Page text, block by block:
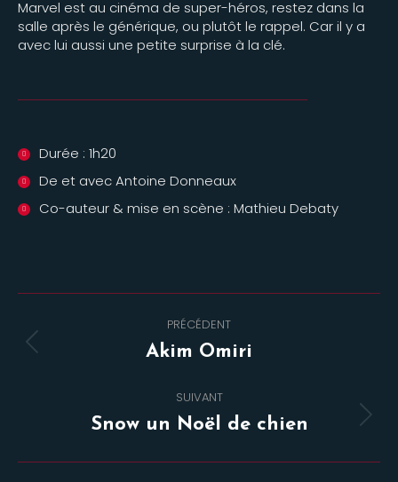
Marvel est au cinéma de super-héros, restez dans la
salle après le générique, ou plutôt le rappel. Car il y a
avec lui aussi une petite surprise à la clé.
Durée : 1h20
De et avec Antoine Donneaux
Co-auteur & mise en scène : Mathieu Debaty
de
PRÉCÉDENT
Onglet
Akim Omiri
SUIVANT
Projets
Snow un Noël de chien